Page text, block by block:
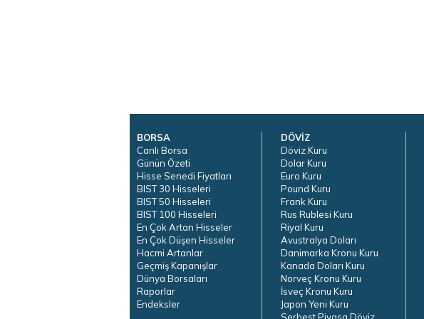
BORSA
Canlı Borsa
Günün Özeti
Hisse Senedi Fiyatları
BIST 30 Hisseleri
BIST 50 Hisseleri
BIST 100 Hisseleri
En Çok Artan Hisseler
En Çok Düşen Hisseler
Hacmi Artanlar
Geçmiş Kapanışlar
Dünya Borsaları
Raporlar
Endeksler
DÖVİZ
Döviz Kuru
Dolar Kuru
Euro Kuru
Pound Kuru
Frank Kuru
Rus Rublesi Kuru
Riyal Kuru
Avustralya Doları
Danimarka Kronu Kuru
Kanada Doları Kuru
Norveç Kronu Kuru
İsveç Kronu Kuru
Japon Yeni Kuru
Serbest Piyasa Döviz